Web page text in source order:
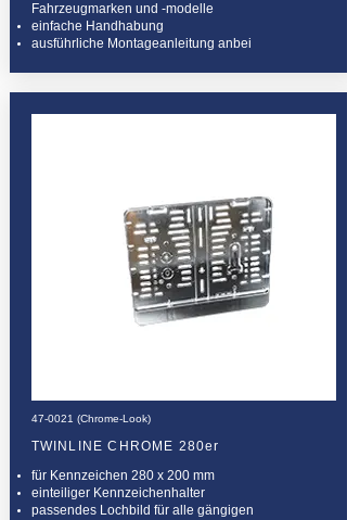
Fahrzeugmarken und -modelle
einfache Handhabung
ausführliche Montageanleitung anbei
47-0021 (Chrome-Look)
TWINLINE CHROME 280er
für Kennzeichen 280 x 200 mm
einteiliger Kennzeichenhalter
passendes Lochbild für alle gängigen